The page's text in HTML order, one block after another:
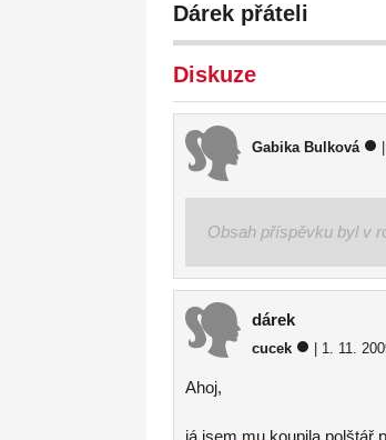
Dárek přáteli
Diskuze
Gabika Bulková
Obsah příspěvku byl v
dárek
cucek | 1. 11.
Ahoj,
já jsem mu koupila polštář